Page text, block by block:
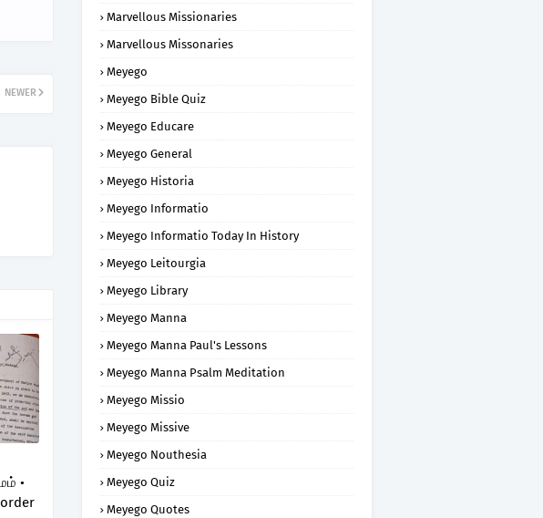
NEWER
•
Marvellous Missionaries
Marvellous Missonaries
Meyego
Meyego Bible Quiz
Meyego Educare
Meyego General
Meyego Historia
Meyego Informatio
Meyego Informatio Today In History
Meyego Leitourgia
Meyego Library
Meyego Manna
Meyego Manna Paul's Lessons
Meyego Manna Psalm Meditation
Meyego Missio
Meyego Missive
Meyego Nouthesia
Meyego Quiz
Meyego Quotes